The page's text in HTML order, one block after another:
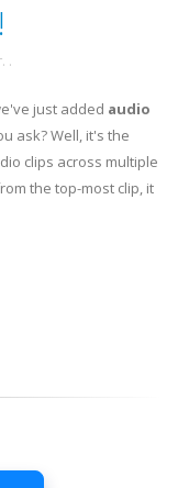
.
just added audio
ask? Well, it's the
clips across multiple
the top-most clip, it